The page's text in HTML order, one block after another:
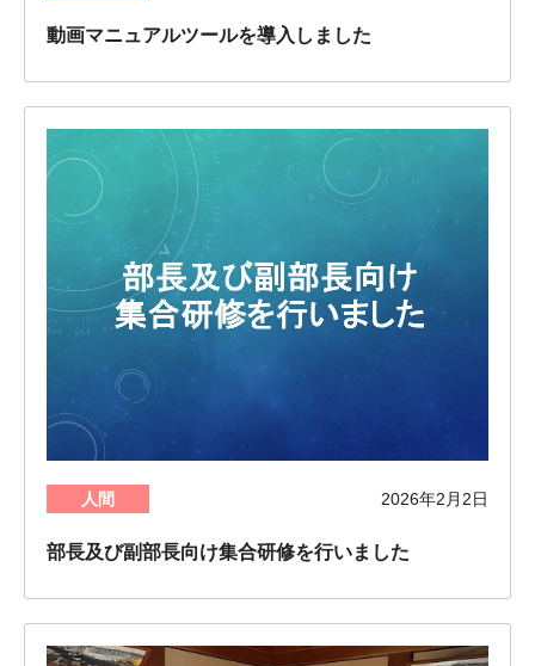
動画マニュアルツールを導入しました
人間 2026年2月2日
部長及び副部長向け集合研修を行いました